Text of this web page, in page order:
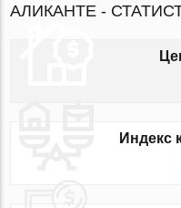
АЛИКАНТЕ -
Индекс